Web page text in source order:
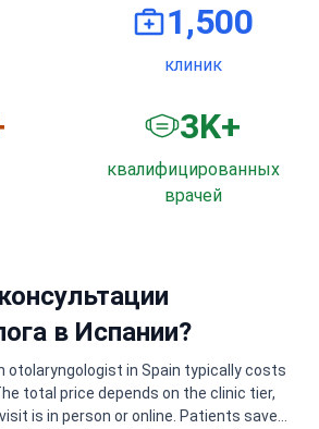
1,500
клиник
3K+
квалифицированных
врачей
в Испании?
otolaryngologist in Spain typically costs
total price depends on the clinic tier,
is in person or online. Patients save